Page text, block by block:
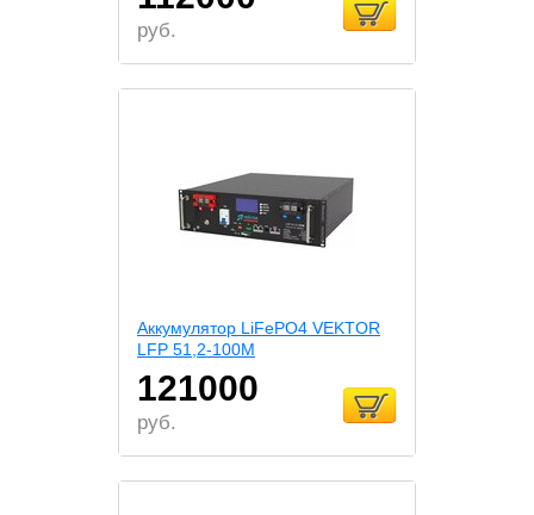
руб.
Аккумулятор LiFePO4 VEKTOR
LFP 51,2-100M
121000
руб.